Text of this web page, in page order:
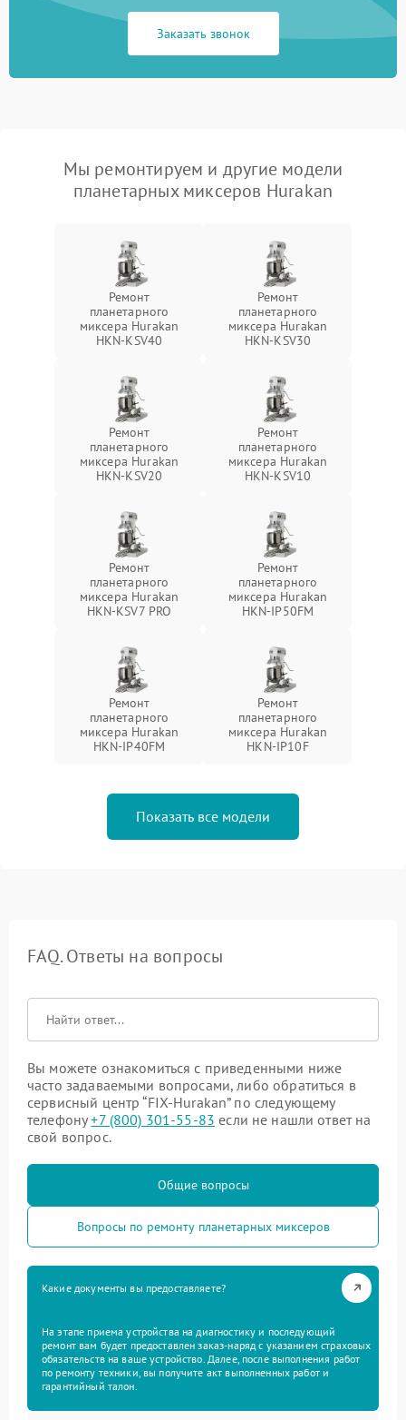
Заказать звонок
Мы ремонтируем и другие модели
планетарных миксеров Hurakan
Ремонт
планетарного
миксера Hurakan
HKN-KSV40
Ремонт
планетарного
миксера Hurakan
HKN-KSV30
Ремонт
планетарного
миксера Hurakan
HKN-KSV20
Ремонт
планетарного
миксера Hurakan
HKN-KSV10
Ремонт
планетарного
миксера Hurakan
HKN-KSV7 PRO
Ремонт
планетарного
миксера Hurakan
HKN-IP50FM
Ремонт
планетарного
миксера Hurakan
HKN-IP40FM
Ремонт
планетарного
миксера Hurakan
HKN-IP10F
Показать все модели
FAQ. Ответы на вопросы
Вы можете ознакомиться с приведенными ниже
часто задаваемыми вопросами, либо обратиться в
сервисный центр “FIX-Hurakan” по следующему
телефону+7 (800) 301-55-83 если не нашли ответ на
свой вопрос.
Общие вопросы
Вопросы по ремонту планетарных миксеров
Какие документы вы предоставляете?
На этапе приема устройства на диагностику и последующий
ремонт вам будет предоставлен заказ-наряд с указанием страховых
обязательств на ваше устройство. Далее, после выполнения работ
по ремонту техники, вы получите акт выполненных работ и
гарантийный талон.